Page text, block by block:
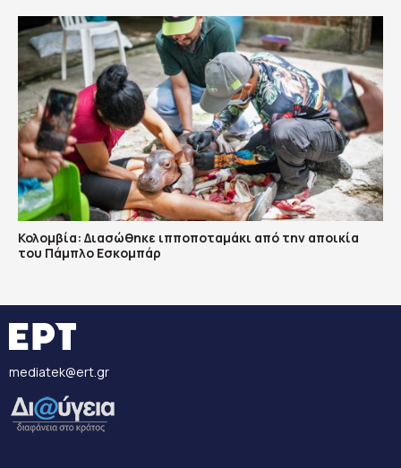
Κολομβία: Διασώθηκε ιπποποταμάκι από την αποικία
του Πάμπλο Εσκομπάρ
mediatek@ert.gr